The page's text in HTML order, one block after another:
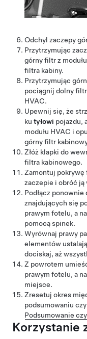
Odchyl zaczepy
Przytrzymując
górny filtr z
filtra kabiny.
Przytrzymując
pociągnij dolny filtr
HVAC.
Upewnij się, że
ku tyłowi pojazdu,
modułu HVAC i
górny filtr
Złóż klapki do
filtra kabinowego.
Zamontuj pokrywę
zaczepie i obróć ją
Podłącz
znajdujących się
prawym fotelu, a
pomocą spinek.
Wyrównaj prawy
elementów
dociskaj, aż
Z powrotem
prawym fotelu, a
miejsce.
Zresetuj okres
podsumowaniu
Podsumowanie
Korzystanie